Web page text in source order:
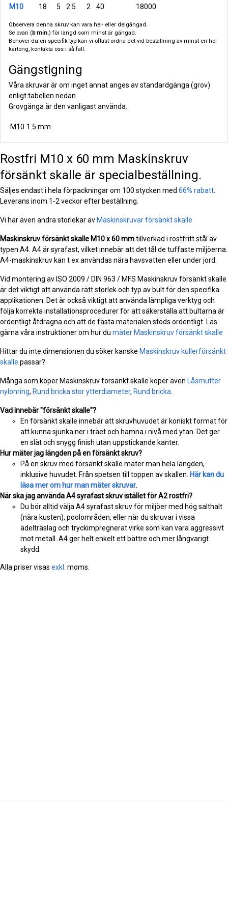
M10
18 5 2.5 2 40 18000
Observera denna skruv kan vara hel- eller delgängad.
Se ovan (b min.) för längd som minst är gängad.
Behöver du en specifik typ kan vi oftast ordna det vid beställning av minst en hel
kartong, kontakta oss i så fall.
Gängstigning
Våra skruvar är om inget annat anges av standardgänga (grov)
enligt tabellen nedan.
Grovgänga är den vanligast använda.
M10 1.5 mm
Rostfri M10 x 60 mm Maskinskruv
försänkt skalle är specialbeställning.
Säljes endast i hela förpackningar om 100 stycken med 66% rabatt.
Leverans inom 1-2 veckor efter beställning.
Vi har även andra storlekar av Maskinskruvar försänkt skalle
Maskinskruv försänkt skalle M10 x 60 mmtillverkad i rostfritt stål av
typen A4. A4 är syrafast, vilket innebär att det tål de tuffaste miljöerna.
A4-maskinskruv kan t ex användas nära havsvatten eller under jord.
Vid montering av ISO 2009 / DIN 963 / MFS Maskinskruv försänkt skalle
är det viktigt att använda rätt storlek och typ av bult för den specifika
applikationen. Det är också viktigt att använda lämpliga verktyg och
följa korrekta installationsprocedurer för att säkerställa att bultarna är
ordentligt åtdragna och att de fästa materialen stöds ordentligt. Läs
gärna våra instruktioner om hur du mäter Maskinskruv försänkt skalle
Hittar du inte dimensionen du söker kanske Maskinskruv kullerförsänkt
skalle passar?
Många som köper Maskinskruv försänkt skalle köper även Låsmutter
nylonring, Rund bricka stor ytterdiameter, Rund bricka.
Vad innebär "försänkt skalle"?
En försänkt skalle innebär att skruvhuvudet är koniskt format för
att kunna sjunka ner i träet och hamna i nivå med ytan. Det ger
en slät och snygg finish utan uppstickande kanter.
Hur mäter jag längden på en försänkt skruv?
På en skruv med försänkt skalle mäter man hela längden,
inklusive huvudet. Från spetsen till toppen av skallen. Här kan du
läsa mer om hur man mäter skruvar.
När ska jag använda A4 syrafast skruv istället för A2 rostfri?
Du bör alltid välja A4 syrafast skruv för miljöer med hög salthalt
(nära kusten), poolområden, eller när du skruvar i vissa
ädelträslag och tryckimpregnerat virke som kan vara aggressivt
mot metall. A4 ger helt enkelt ett bättre och mer långvarigt
skydd.
Alla priser visas exkl. moms.